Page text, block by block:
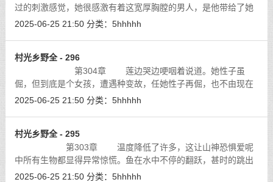
过的刺激感觉，她很感激有着这宽厚胸膛的男人，是他带给了她
无以价比的刺激快感，自已已经是真正的女人了，她的美眸有了
2025-06-25 21:50 分类： 5hhhhh
村光乡野全 - 296
第304章 莲边哭边哽咽着说道。她性子虽
倔，但到底是个女孩，遭遇种变故，任她性子再倔，也不由现在
内心脆弱地一面。他还真说对了，李文强乐开了话，这个神秘的
2025-06-25 21:50 分类： 5hhhhh
村光乡野全 - 295
第303章 温度降低了许多，这让山神恐惧爱呢
中所有生物都显得异常惊慌。鱼在水中不停的翻跃，甚时的跳出
水面，百果山上的猴子吱吱乱叫，大青山上的各神鸟兽也都好象
2025-06-25 21:50 分类： 5hhhhh